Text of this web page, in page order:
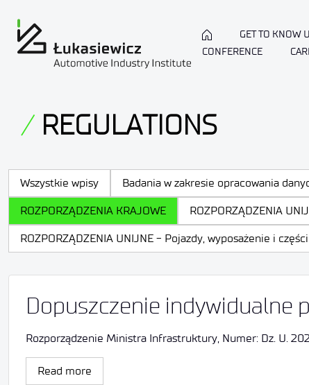
GET TO KNOW
CONFERENCE
REGULATIONS
Wszystkie wpisy Badania w zakresie opracowania
ROZPORZĄDZENIA KRAJOWE ROZPORZĄDZENIA
ROZPORZĄDZENIA UNIJNE - Pojazdy, wyposażenie i
Dopuszczenie indywidualne
Rozporządzenie Ministra Infrastruktury, Numer: Dz. U.
Read more